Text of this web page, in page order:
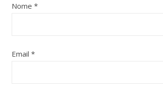
Nome *
Email *